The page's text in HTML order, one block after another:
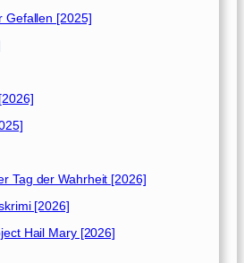
Gefallen [2025]
Tag der Wahrheit [2026]
[2026]
Hail Mary [2026]